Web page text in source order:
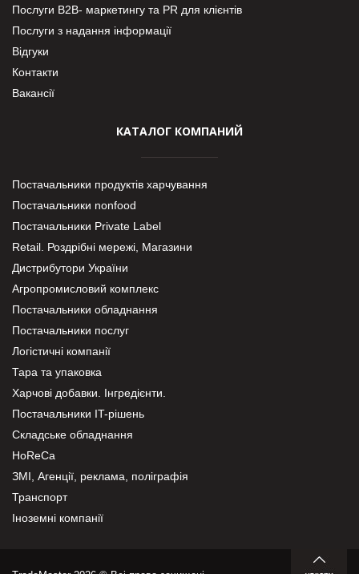
Послуги В2В- маркетингу та PR для клієнтів
Послуги з надання інформації
Відгуки
Контакти
Вакансії
КАТАЛОГ КОМПАНИЙ
Постачальники продуктів харчування
Постачальники nonfood
Постачальники Private Label
Retail. Роздрібні мережі, Магазини
Дистрибутори України
Агропромисловий комплекс
Постачальники обладнання
Постачальники послуг
Логістичні компанії
Тара та упаковка
Харчові добавки. Інгредієнти.
Постачальники IT-рішень
Складське обладнання
HoReCa
ЗМІ, Агенції, реклама, поліграфія
Транспорт
Іноземні компанії